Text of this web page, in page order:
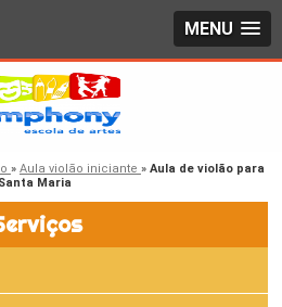
MENU
» Aula violão iniciante » Aula de violão para
Maria